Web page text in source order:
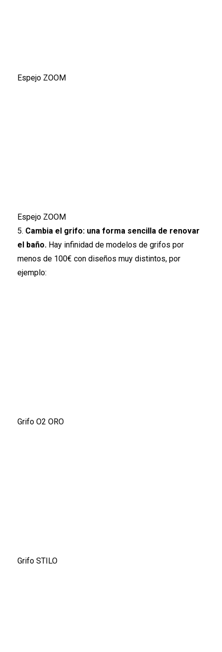
Espejo ZOOM
Espejo ZOOM
5. Cambia el grifo: una forma sencilla de renovar
el baño. Hay infinidad de modelos de grifos por
menos de 100€ con diseños muy distintos, por
ejemplo:
Grifo O2 ORO
Grifo STILO